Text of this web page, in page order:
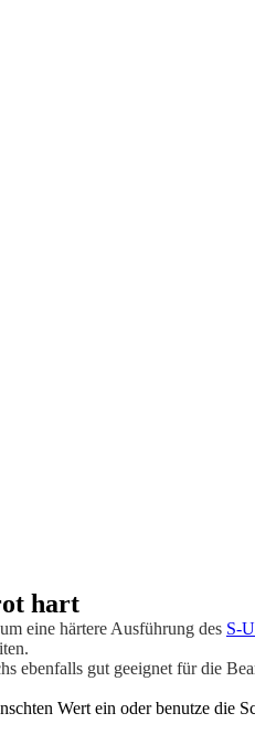
hart
eine härtere Ausführung des S-
ebenfalls gut geeignet für die
Wert ein oder benutze die